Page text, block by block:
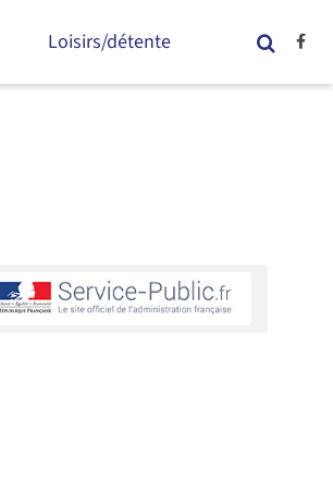
Loisirs/détente